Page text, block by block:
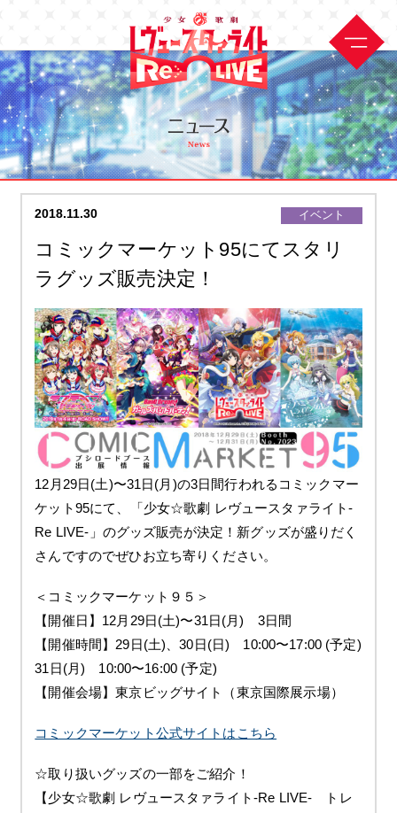
2018.11.30 イベント
コミックマーケット95にてスタリ
ラグッズ販売決定！
12月29日(土)〜31日(月)の3日間行われるコミックマー
ケット95にて、「少女☆歌劇 レヴュースタァライト-
Re LIVE-」のグッズ販売が決定！新グッズが盛りだく
さんですのでぜひお立ち寄りください。
＜コミックマーケット９５＞
【開催日】12月29日(土)〜31日(月) 3日間
【開催時間】29日(土)、30日(日) 10:00〜17:00 (予定)
31日(月) 10:00〜16:00 (予定)
【開催会場】東京ビッグサイト（東京国際展示場）
コミックマーケット公式サイトはこちら
☆取り扱いグッズの一部をご紹介！
【少女☆歌劇 レヴュースタァライト-Re LIVE- トレ